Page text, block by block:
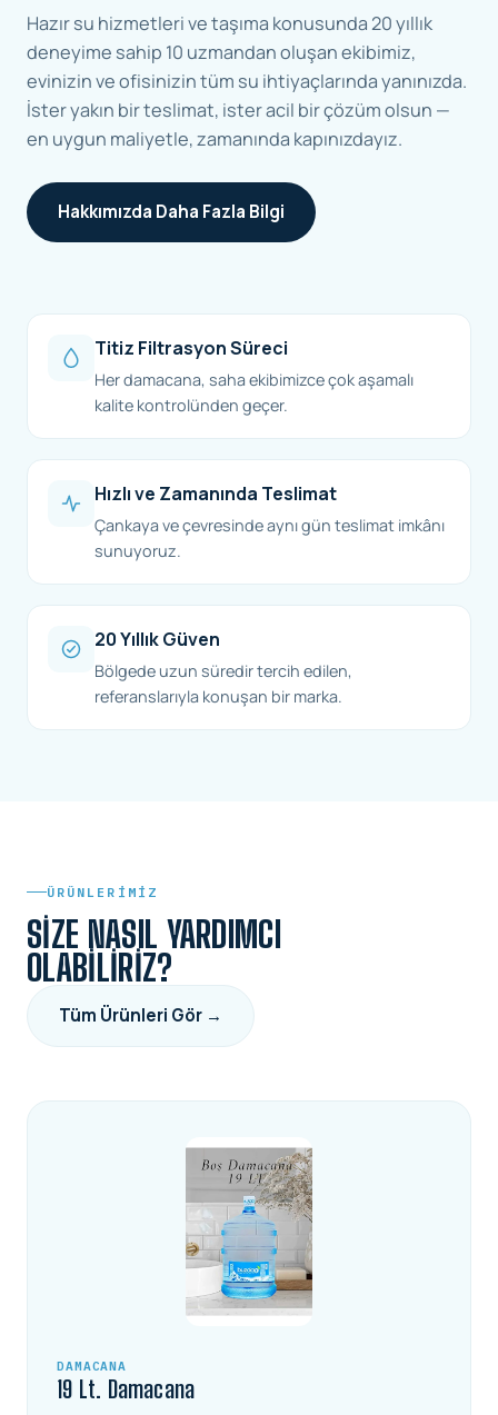
Hazır su hizmetleri ve taşıma konusunda 20 yıllık
deneyime sahip 10 uzmandan oluşan ekibimiz,
evinizin ve ofisinizin tüm su ihtiyaçlarında yanınızda.
İster yakın bir teslimat, ister acil bir çözüm olsun —
en uygun maliyetle, zamanında kapınızdayız.
Hakkımızda Daha Fazla Bilgi
Titiz Filtrasyon Süreci
Her damacana, saha ekibimizce çok aşamalı
kalite kontrolünden geçer.
Hızlı ve Zamanında Teslimat
Çankaya ve çevresinde aynı gün teslimat imkânı
sunuyoruz.
20 Yıllık Güven
Bölgede uzun süredir tercih edilen,
referanslarıyla konuşan bir marka.
ÜRÜNLERIMIZ
SIZE NASIL YARDIMCI
OLABILIRIZ?
Tüm Ürünleri Gör →
DAMACANA
19 Lt. Damacana